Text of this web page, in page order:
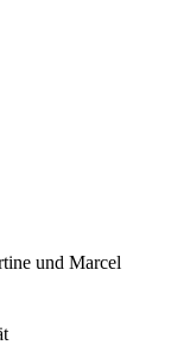
und Marcel